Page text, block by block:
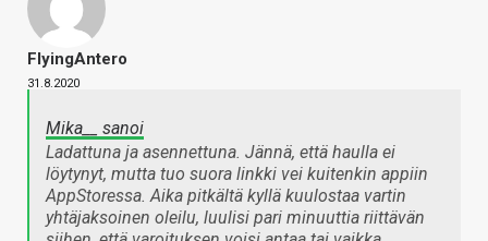
FlyingAntero
31.8.2020
Mika__ sanoi
Ladattuna ja asennettuna. Jännä, että haulla ei
löytynyt, mutta tuo suora linkki vei kuitenkin appiin
AppStoressa. Aika pitkältä kyllä kuulostaa vartin
yhtäjaksoinen oleilu, luulisi pari minuuttia riittävän